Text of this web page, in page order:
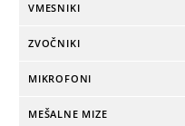
VMESNIKI
ZVOČNIKI
MIKROFONI
MEŠALNE MIZE